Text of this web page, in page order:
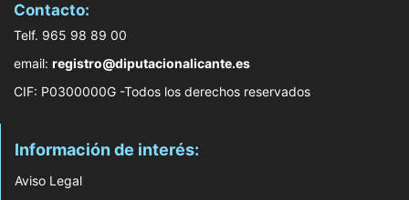
Contacto:
Telf. 965 98 89 00
email: registro@diputacionalicante.es
CIF: P0300000G -Todos los derechos reservados
Información de interés:
Aviso Legal